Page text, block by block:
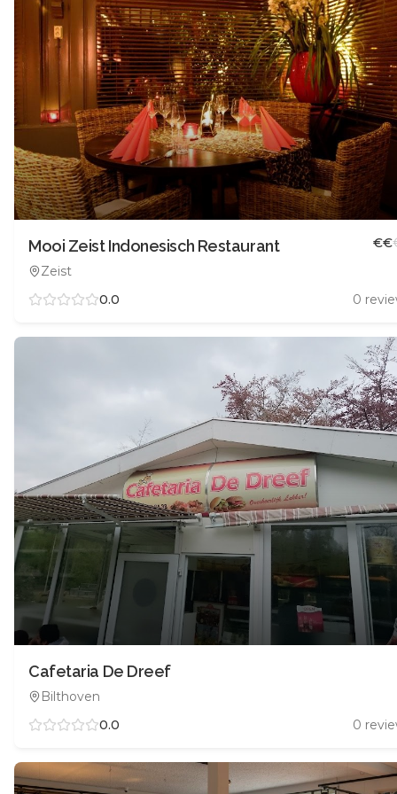
Mooi Zeist Indonesisch Restaurant
Zeist
€€
0.0 0
Cafetaria De Dreef
Bilthoven
0.0
0